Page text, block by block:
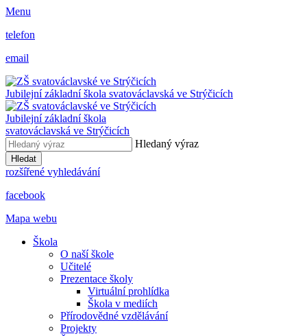
Menu
telefon
email
Jubilejní základní škola svatováclavská ve Strýčicích
Jubilejní základní škola
svatováclavská ve Strýčicích
Hledaný výraz
Hledat
rozšířené vyhledávání
facebook
Mapa webu
Škola
O naší škole
Učitelé
Prezentace školy
Virtuální prohlídka
Škola v mediích
Přírodovědné vzdělávání
Projekty